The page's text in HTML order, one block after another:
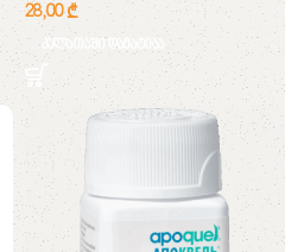
28,00₾
კალათაში დამატება